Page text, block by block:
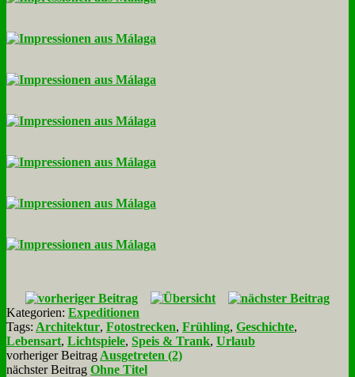
Kategorien: Expeditionen
Tags: Architektur, Fotostrecken, Frühling, Geschichte,
Lebensart, Lichtspiele, Speis & Trank, Urlaub
vorheriger Beitrag Ausgetreten (2)
nächster Beitrag Ohne Titel